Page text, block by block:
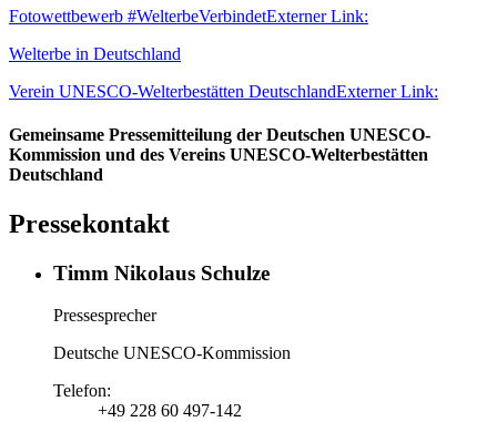
Fotowettbewerb #WelterbeVerbindetExterner Link:
Welterbe in Deutschland
Verein UNESCO-Welterbestätten DeutschlandExterner Link:
Gemeinsame Pressemitteilung der Deutschen UNESCO-
Kommission und des Vereins UNESCO-Welterbestätten
Deutschland
Pressekontakt
Timm Nikolaus Schulze
Pressesprecher
Deutsche UNESCO-Kommission
Telefon:
+49 228 60 497-142